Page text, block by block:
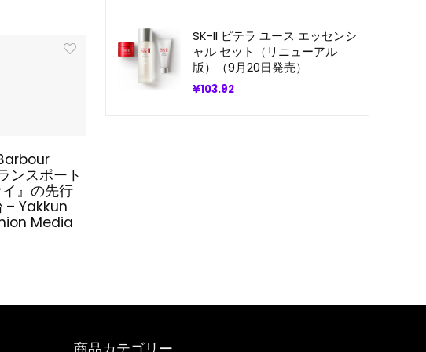
ンスポート
』の先行
– Yakkun
Media
SK-II ピテラ ユース エッセンシ
ャル セット（リニューアル
版）（9月20日発売）
¥103.92